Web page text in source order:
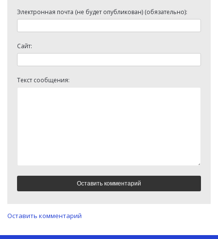
Электронная почта (не будет опубликован) (обязательно):
Сайт:
Текст сообщения:
Оставить комментарий